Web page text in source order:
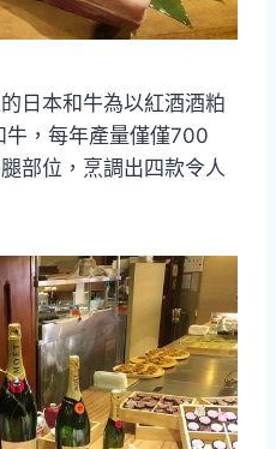
日本和牛為以紅酒酒粕
，每年產量僅僅700
部位，烹調出四款令人